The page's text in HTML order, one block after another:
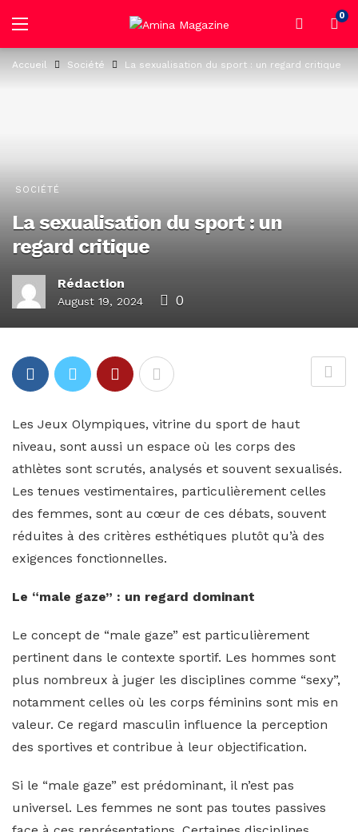
0
Accueil Société La sexualisation du sport : un regard critique
SOCIÉTÉ
La sexualisation du sport : un
regard critique
Rédaction
August 19, 2024 0
Les Jeux Olympiques, vitrine du sport de haut
niveau, sont aussi un espace où les corps des
athlètes sont scrutés, analysés et souvent sexualisés.
Les tenues vestimentaires, particulièrement celles
des femmes, sont au cœur de ces débats, souvent
réduites à des critères esthétiques plutôt qu’à des
exigences fonctionnelles.
Le “male gaze” : un regard dominant
Le concept de “male gaze” est particulièrement
pertinent dans le contexte sportif. Les hommes sont
plus nombreux à juger les disciplines comme “sexy”,
notamment celles où les corps féminins sont mis en
valeur. Ce regard masculin influence la perception
des sportives et contribue à leur objectification.
Si le “male gaze” est prédominant, il n’est pas
universel. Les femmes ne sont pas toutes passives